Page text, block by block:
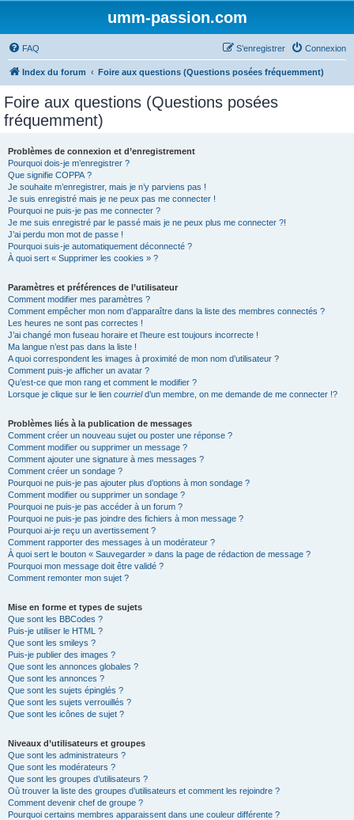
umm-passion.com
FAQ Connexion
S’enregistrer
Index du forum Foire aux questions (Questions posées fréquemment)
Foire aux questions (Questions posées
fréquemment)
Problèmes de connexion et d’enregistrement
Pourquoi dois-je m’enregistrer ?
Que signifie COPPA ?
Je souhaite m’enregistrer, mais je n’y parviens pas !
Je suis enregistré mais je ne peux pas me connecter !
Pourquoi ne puis-je pas me connecter ?
Je me suis enregistré par le passé mais je ne peux plus me connecter ?!
J’ai perdu mon mot de passe !
Pourquoi suis-je automatiquement déconnecté ?
À quoi sert « Supprimer les cookies » ?
Paramètres et préférences de l’utilisateur
Comment modifier mes paramètres ?
Comment empêcher mon nom d’apparaître dans la liste des membres connectés ?
Les heures ne sont pas correctes !
J’ai changé mon fuseau horaire et l’heure est toujours incorrecte !
Ma langue n’est pas dans la liste !
A quoi correspondent les images à proximité de mon nom d’utilisateur ?
Comment puis-je afficher un avatar ?
Qu’est-ce que mon rang et comment le modifier ?
Lorsque je clique sur le lien courrield’un membre, on me demande de me connecter !?
Problèmes liés à la publication de messages
Comment créer un nouveau sujet ou poster une réponse ?
Comment modifier ou supprimer un message ?
Comment ajouter une signature à mes messages ?
Comment créer un sondage ?
Pourquoi ne puis-je pas ajouter plus d’options à mon sondage ?
Comment modifier ou supprimer un sondage ?
Pourquoi ne puis-je pas accéder à un forum ?
Pourquoi ne puis-je pas joindre des fichiers à mon message ?
Pourquoi ai-je reçu un avertissement ?
Comment rapporter des messages à un modérateur ?
À quoi sert le bouton « Sauvegarder » dans la page de rédaction de message ?
Pourquoi mon message doit être validé ?
Comment remonter mon sujet ?
Mise en forme et types de sujets
Que sont les BBCodes ?
Puis-je utiliser le HTML ?
Que sont les smileys ?
Puis-je publier des images ?
Que sont les annonces globales ?
Que sont les annonces ?
Que sont les sujets épinglés ?
Que sont les sujets verrouillés ?
Que sont les icônes de sujet ?
Niveaux d’utilisateurs et groupes
Que sont les administrateurs ?
Que sont les modérateurs ?
Que sont les groupes d’utilisateurs ?
Où trouver la liste des groupes d’utilisateurs et comment les rejoindre ?
Comment devenir chef de groupe ?
Pourquoi certains membres apparaissent dans une couleur différente ?